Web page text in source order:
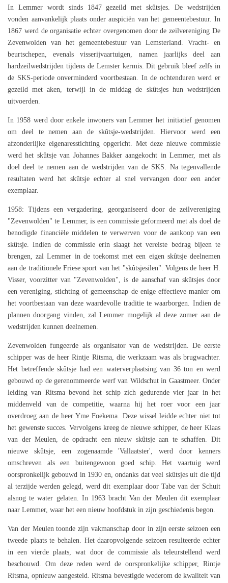
In Lemmer wordt sinds 1847 gezeild met skûtsjes. De wedstrijden
vonden aanvankelijk plaats onder auspiciën van het gemeentebestuur. In
1867 werd de organisatie echter overgenomen door de zeilvereniging De
Zevenwolden van het gemeentebestuur van Lemsterland. Vracht- en
beurtschepen, evenals visserijvaartuigen, namen jaarlijks deel aan
hardzeilwedstrijden tijdens de Lemster kermis. Dit gebruik bleef zelfs in
de SKS-periode onverminderd voortbestaan. In de ochtenduren werd er
gezeild met aken, terwijl in de middag de skûtsjes hun wedstrijden
uitvoerden.
In 1958 werd door enkele inwoners van Lemmer het initiatief genomen
om deel te nemen aan de skûtsje-wedstrijden. Hiervoor werd een
afzonderlijke eigenaresstichting opgericht. Met deze nieuwe commissie
werd het skûtsje van Johannes Bakker aangekocht in Lemmer, met als
doel deel te nemen aan de wedstrijden van de SKS. Na tegenvallende
resultaten werd het skûtsje echter al snel vervangen door een ander
exemplaar.
1958: Tijdens een vergadering, georganiseerd door de zeilvereniging
"Zevenwolden" te Lemmer, is een commissie geformeerd met als doel de
benodigde financiële middelen te verwerven voor de aankoop van een
skûtsje. Indien de commissie erin slaagt het vereiste bedrag bijeen te
brengen, zal Lemmer in de toekomst met een eigen skûtsje deelnemen
aan de traditionele Friese sport van het "skûtsjesilen". Volgens de heer H.
Visser, voorzitter van "Zevenwolden", is de aanschaf van skûtsjes door
een vereniging, stichting of gemeenschap de enige effectieve manier om
het voortbestaan van deze waardevolle traditie te waarborgen. Indien de
plannen doorgang vinden, zal Lemmer mogelijk al deze zomer aan de
wedstrijden kunnen deelnemen.
Zevenwolden fungeerde als organisator van de wedstrijden. De eerste
schipper was de heer Rintje Ritsma, die werkzaam was als brugwachter.
Het betreffende skûtsje had een waterverplaatsing van 36 ton en werd
gebouwd op de gerenommeerde werf van Wildschut in Gaastmeer. Onder
leiding van Ritsma bevond het schip zich gedurende vier jaar in het
middenveld van de competitie, waarna hij het roer voor een jaar
overdroeg aan de heer Yme Foekema. Deze wissel leidde echter niet tot
het gewenste succes. Vervolgens kreeg de nieuwe schipper, de heer Klaas
van der Meulen, de opdracht een nieuw skûtsje aan te schaffen. Dit
nieuwe skûtsje, een zogenaamde 'Vallaatster', werd door kenners
omschreven als een buitengewoon goed schip. Het vaartuig werd
oorspronkelijk gebouwd in 1930 en, ondanks dat veel skûtsjes uit die tijd
al terzijde werden gelegd, werd dit exemplaar door Tabe van der Schuit
alsnog te water gelaten. In 1963 bracht Van der Meulen dit exemplaar
naar Lemmer, waar het een nieuw hoofdstuk in zijn geschiedenis begon.
Van der Meulen toonde zijn vakmanschap door in zijn eerste seizoen een
tweede plaats te behalen. Het daaropvolgende seizoen resulteerde echter
in een vierde plaats, wat door de commissie als teleurstellend werd
beschouwd. Om deze reden werd de oorspronkelijke schipper, Rintje
Ritsma, opnieuw aangesteld. Ritsma bevestigde wederom de kwaliteit van